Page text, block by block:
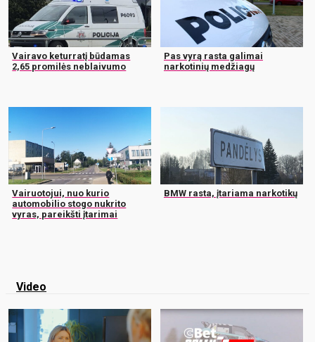
Vairavo keturratį būdamas
2,65 promilės neblaivumo
Pas vyrą rasta galimai
narkotinių medžiagų
Vairuotojui, nuo kurio
automobilio stogo nukrito
vyras, pareikšti įtarimai
BMW rasta, įtariama narkotikų
Video